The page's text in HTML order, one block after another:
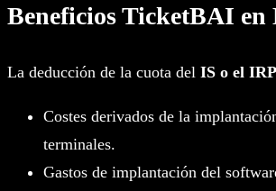
Beneficios TicketBAI en
La deducción de la cuota del IS o el
Costes derivados de la
terminales.
Gastos de implantación del